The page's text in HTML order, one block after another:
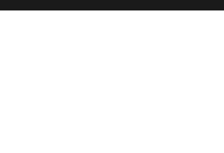
CONTACTS